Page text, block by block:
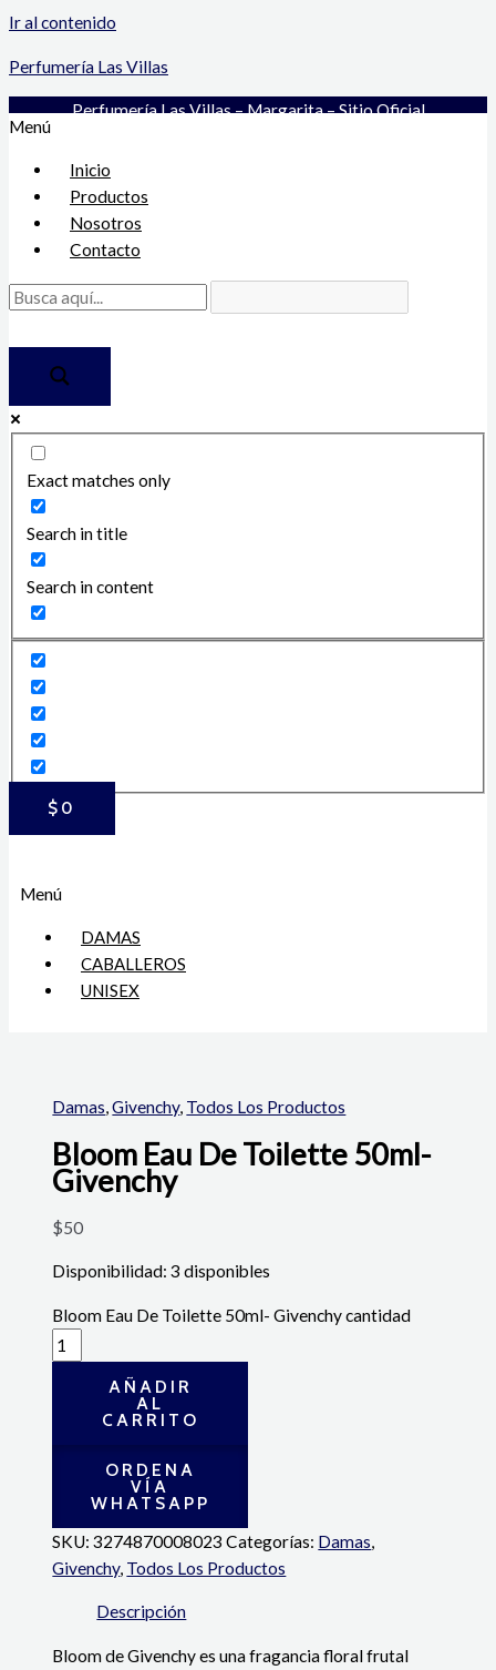
Ir al contenido
Perfumería Las Villas
Perfumería Las Villas – Margarita – Sitio Oficial
Menú
Inicio
Productos
Nosotros
Contacto
Exact matches only
Search in title
Search in content
$ 0
Menú
DAMAS
CABALLEROS
UNISEX
Damas,Givenchy, Todos Los Productos
Bloom Eau De Toilette 50ml-
Givenchy
$50
Disponibilidad: 3 disponibles
Bloom Eau De Toilette 50ml- Givenchy cantidad
AÑADIR
AL
CARRITO
ORDENA
VÍA
WHATSAPP
SKU:3274870008023 Categorías: Damas,
Givenchy, Todos Los Productos
Descripción
Bloom de Givenchy es una fragancia floral frutal